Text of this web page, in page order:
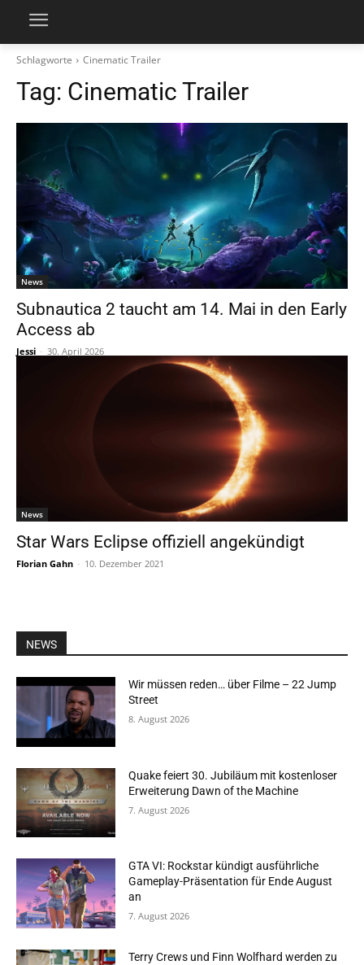
Schlagworte Cinematic Trailer
Tag: Cinematic Trailer
News
Subnautica 2 taucht am 14. Mai in den Early
Access ab
Jessi - 30. April 2026
News
Star Wars Eclipse offiziell angekündigt
Florian Gahn - 10. Dezember 2021
NEWS
Wir müssen reden… über Filme – 22 Jump
Street
8. August 2026
Quake feiert 30. Jubiläum mit kostenloser
Erweiterung Dawn of the Machine
7. August 2026
GTA VI: Rockstar kündigt ausführliche
Gameplay-Präsentation für Ende August
an
7. August 2026
Terry Crews und Finn Wolfhard werden zu